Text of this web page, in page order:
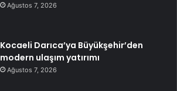
Ağustos 7, 2026
Kocaeli Darıca’ya Büyükşehir’den
modern ulaşım yatırımı
Ağustos 7, 2026